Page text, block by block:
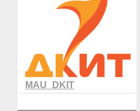
MAU_DKIT